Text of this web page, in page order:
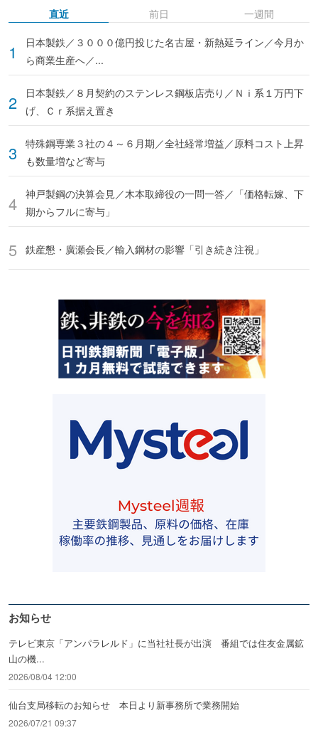
直近
日本製鉄／３０００億円投じた名古屋・新熱延ライン／今月か
ら商業生産へ／...
日本製鉄／８月契約のステンレス鋼板店売り／Ｎｉ系１万円下
げ、Ｃｒ系据え置き
特殊鋼専業３社の４～６月期／全社経常増益／原料コスト上昇
も数量増など寄与
神戸製鋼の決算会見／木本取締役の一問一答／「価格転嫁、下
期からフルに寄与」
鉄産懇・廣瀬会長／輸入鋼材の影響「引き続き注視」
前日 一週間
お知らせ
テレビ東京「アンパラレルド」に当社社長が出演 番組では住友金属鉱
山の機...
2026/08/04 12:00
仙台支局移転のお知らせ 本日より新事務所で業務開始
2026/07/21 09:37